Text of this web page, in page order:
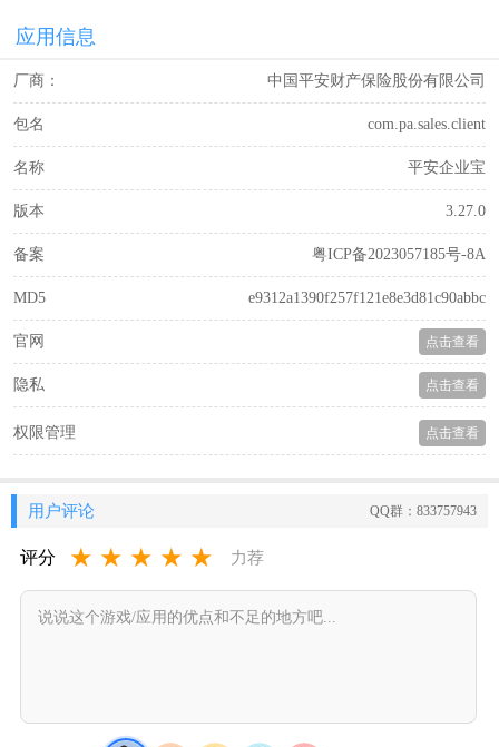
应用信息
厂商： 中国平安财产保险股份有限公司
包名 com.pa.sales.client
名称 平安企业宝
版本 3.27.0
备案 粤ICP备2023057185号-8A
MD5 e9312a1390f257f121e8e3d81c90abbc
官网 点击查看
隐私 点击查看
权限管理 点击查看
用户评论 QQ群：833757943
评分 ★ ★ ★ ★ ★ 力荐